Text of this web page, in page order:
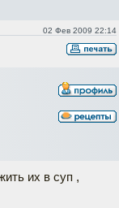
02 Фев 2009 22:14
их в суп ,